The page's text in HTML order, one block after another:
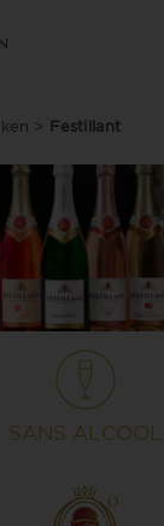
> Festillant
SANS ALCOOL